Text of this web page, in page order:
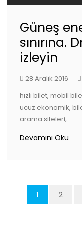
Güneş
sınırına.
izleyin
28 Aralık 2016
hızlı bilet, mobil
ucuz ekonomik,
arama siteleri,
Devamını Oku
1 2